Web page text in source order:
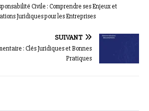
Civile : Comprendre ses Enjeux et
Juridiques pour les Entreprises
SUIVANT
: Clés Juridiques et Bonnes
Pratiques